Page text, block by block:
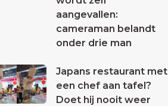
aangevallen:
cameraman belandt
onder drie man
Japans restaurant met
een chef aan tafel?
Doet hij nooit weer